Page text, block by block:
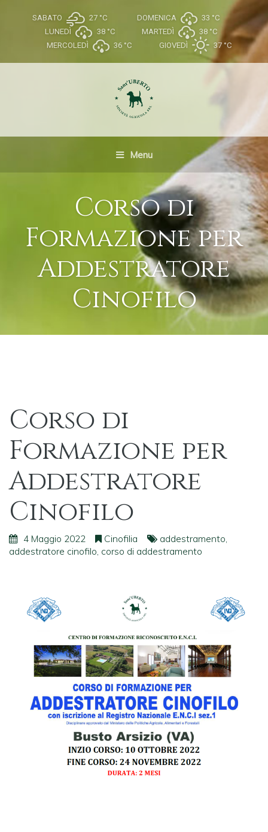
SABATO 27 °C DOMENICA 33 °C
LUNEDÌ
38 °C MARTEDÌ 38 °C
MERCOLEDÌ
36 °C GIOVEDÌ 37 °C
Menu
Corso di
Formazione per
Addestratore
Cinofilo
Corso di
Formazione per
Addestratore
Cinofilo
4 Maggio 2022 Cinofilia addestramento,
addestratore cinofilo, corso di addestramento